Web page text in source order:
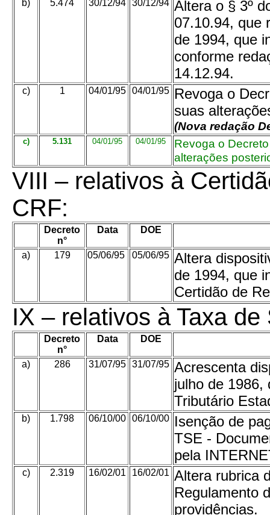
b) 5.474 30/12/94 30/12/94 Altera o § 3º
07.10.94, que
de 1994, que
conforme
14.12.94.
c) 1 04/01/95 04/01/95 Revoga o
suas
(Nova redação
c) 5.131 04/01/95 04/01/95
Revoga o
alterações
VIII – relativos à
CRF:
Decreto
n°
Data DOE
a) 179 05/06/95 05/06/95 Altera
de 1994, que
Certidão de
IX – relativos à Taxa
Decreto
n°
Data DOE
a) 286 31/07/95 31/07/95 Acrescenta
julho de 1986,
Tributário
b) 1.798 06/10/00 06/10/00 Isenção de
TSE -
pela
c) 2.319 16/02/01 16/02/01 Altera rubrica
Regulamento
providências.